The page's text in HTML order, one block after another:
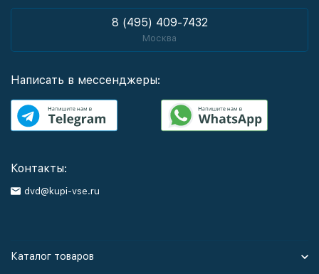
8 (495) 409-7432
Москва
Написать в мессенджеры:
Контакты:
dvd@kupi-vse.ru
Каталог товаров